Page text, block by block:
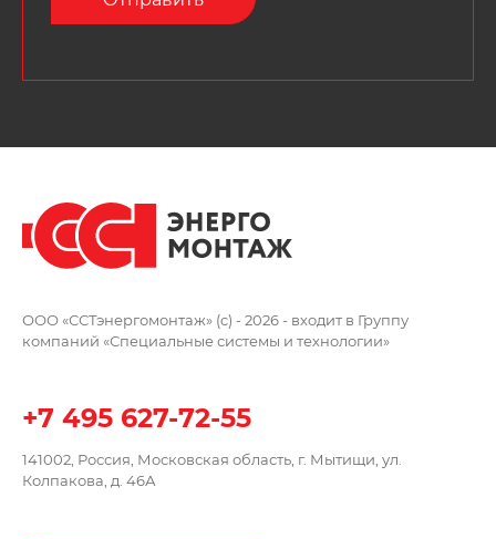
ООО «ССТэнергомонтаж» (c) - 2026 - входит в Группу
компаний «Специальные системы и технологии»
+7 495 627-72-55
141002, Россия, Московская область, г. Мытищи, ул.
Колпакова, д. 46А